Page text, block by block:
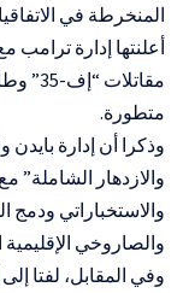
المنخرطة في
متطورة.
والازدهار الشاملة”
والاستخباراتي ودمج
والصاروخي الإقليمية
وفي المقابل، لفتا